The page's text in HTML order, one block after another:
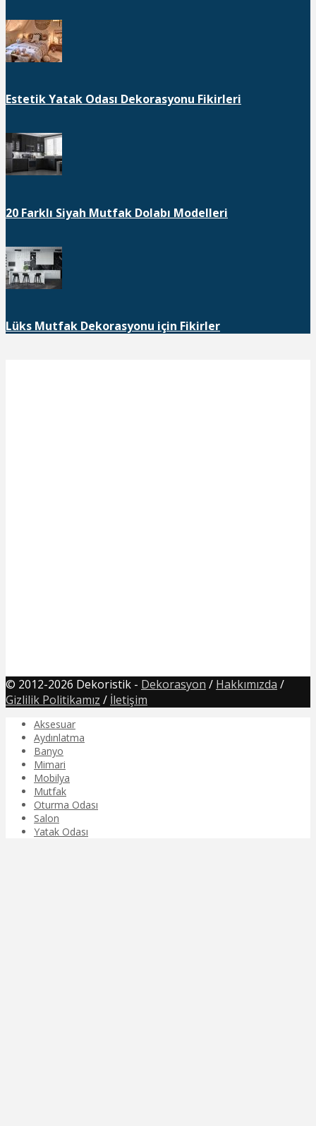
Estetik Yatak Odası Dekorasyonu Fikirleri
20 Farklı Siyah Mutfak Dolabı Modelleri
Lüks Mutfak Dekorasyonu için Fikirler
© 2012-2026 Dekoristik - Dekorasyon / Hakkımızda /
Gizlilik Politikamız / İletişim
Aksesuar
Aydınlatma
Banyo
Mimari
Mobilya
Mutfak
Oturma Odası
Salon
Yatak Odası